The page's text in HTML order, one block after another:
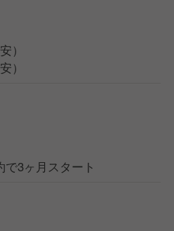
）
）
3ヶ月スタート